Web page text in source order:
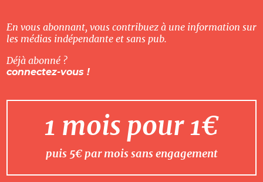
En vous abonnant, vous contribuez à une information sur
les médias indépendante et sans pub.
Déjà abonné ?
connectez-vous !
1 mois pour 1€
puis 5€ par mois sans engagement